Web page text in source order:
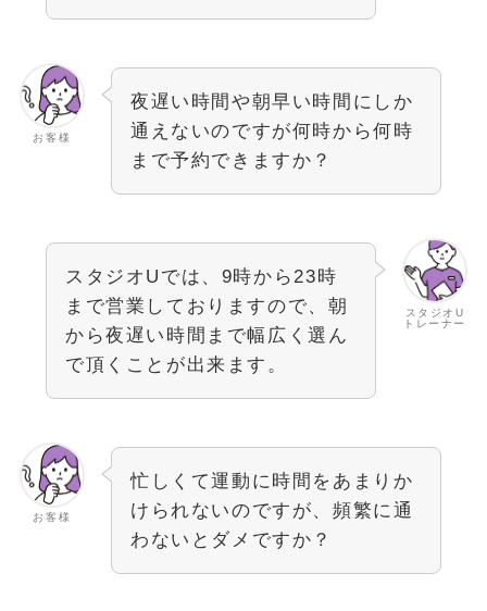
お客様
夜遅い時間や朝早い時間にしか
通えないのですが何時から何時
まで予約できますか？
スタジオU
トレーナー
スタジオUでは、9時から23時
まで営業しておりますので、朝
から夜遅い時間まで幅広く選ん
で頂くことが出来ます。
お客様
忙しくて運動に時間をあまりか
けられないのですが、頻繁に通
わないとダメですか？